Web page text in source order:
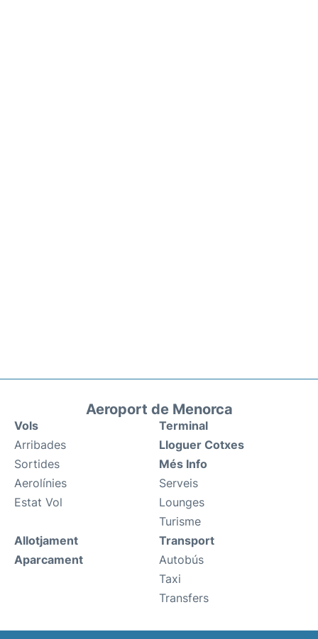
Aeroport de Menorca
Vols
Arribades
Sortides
Aerolínies
Estat Vol
Terminal
Lloguer Cotxes
Més Info
Serveis
Lounges
Turisme
Allotjament
Aparcament
Transport
Autobús
Taxi
Transfers